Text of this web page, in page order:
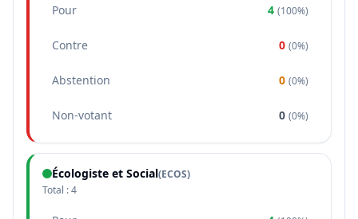
Pour 4 (100%)
Contre 0 (0%)
Abstention 0 (0%)
Non-votant 0 (0%)
Écologiste et Social(ECOS)
Total :4